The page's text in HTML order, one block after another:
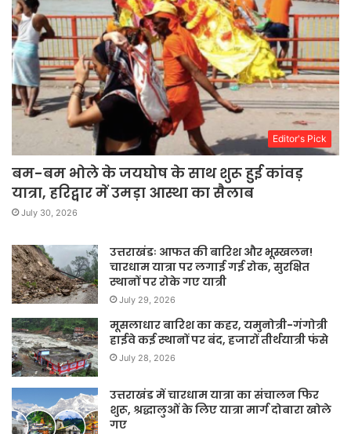
Editor's Pick
बम-बम भोले के जयघोष के साथ शुरू हुई कांवड़
यात्रा, हरिद्वार में उमड़ा आस्था का सैलाब
July 30, 2026
उत्तराखंडः आफत की बारिश और भूस्खलन!
चारधाम यात्रा पर लगाई गई रोक, सुरक्षित
स्थानों पर रोके गए यात्री
July 29, 2026
मूसलाधार बारिश का कहर, यमुनोत्री-गंगोत्री
हाईवे कई स्थानों पर बंद, हजारों तीर्थयात्री फंसे
July 28, 2026
उत्तराखंड में चारधाम यात्रा का संचालन फिर
शुरू, श्रद्धालुओं के लिए यात्रा मार्ग दोबारा खोले
गए